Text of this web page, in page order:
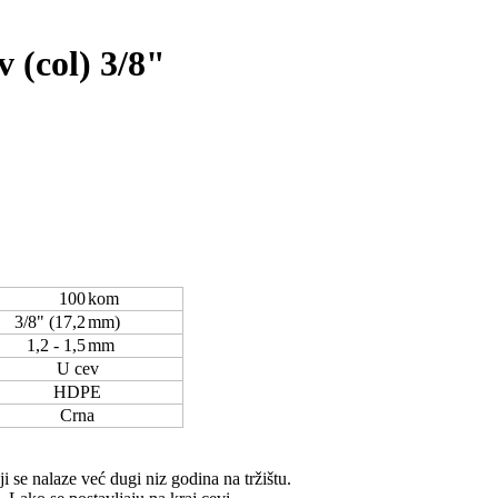
(col) 3/8"
100kom
3/8" (17,2mm)
1,2 - 1,5mm
U cev
HDPE
Crna
nalaze već dugi niz godina na tržištu.